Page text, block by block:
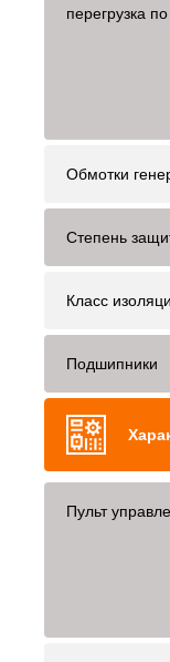
перегрузка по
Обмотки
Степень
Класс
Подшипники
Пульт